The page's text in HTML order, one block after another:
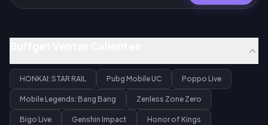
HONKAI: STAR RAIL Pubg Mobile UC Poppo Live
Mobile Legends: Bang Bang Zenless Zone Zero
Bigo Live Genshin Impact Honor of Kings